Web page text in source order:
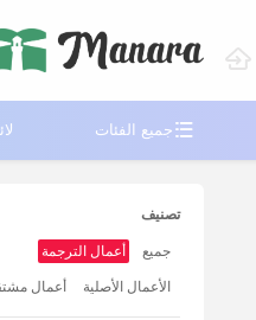
جميع الفئات
تصنيف
جميع أعمال الترجمة
الأعمال الأصلية أعمال